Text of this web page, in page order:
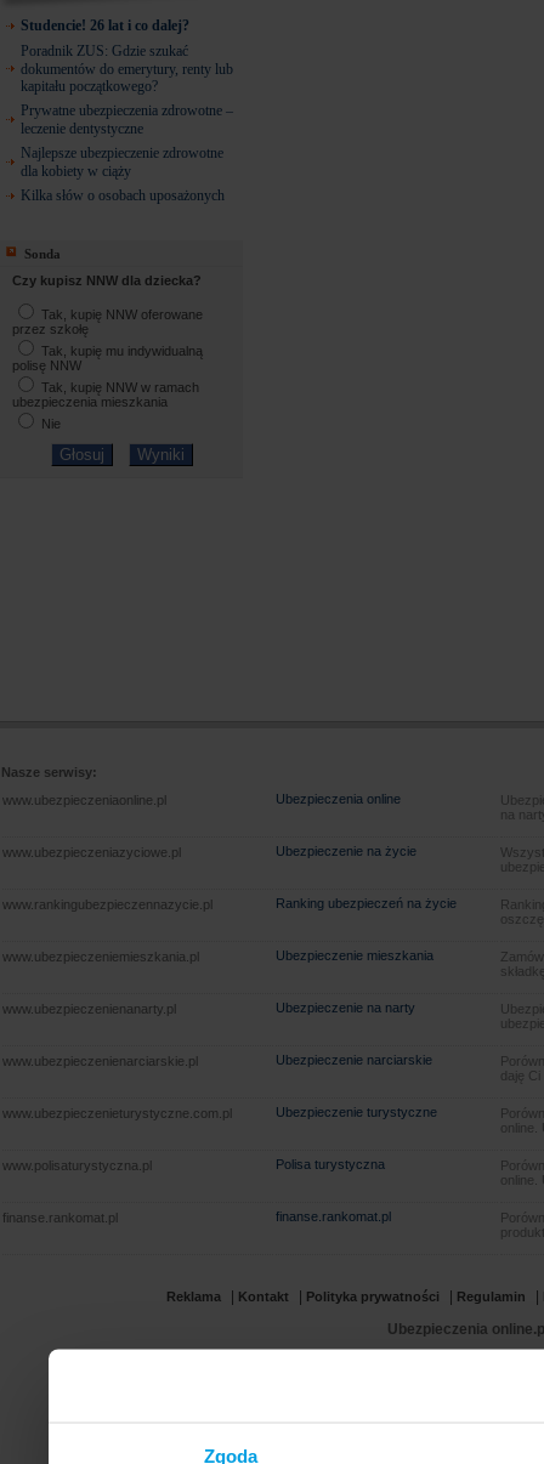
Zgoda
Studencie! 26 lat i co dalej?
Poradnik ZUS: Gdzie szukać
dokumentów do emerytury, renty lub
kapitału początkowego?
Prywatne ubezpieczenia zdrowotne –
leczenie dentystyczne
Najlepsze ubezpieczenie zdrowotne
dla kobiety w ciąży
Kilka słów o osobach uposażonych
Sonda
Czy kupisz NNW dla dziecka?
Tak, kupię NNW oferowane
przez szkołę
Tak, kupię mu indywidualną
polisę NNW
Tak, kupię NNW w ramach
ubezpieczenia mieszkania
Nie
Nasze serwisy:
www.ubezpieczeniaonline.pl
Ubezpieczenia online
na
www.ubezpieczeniazyciowe.pl Ubezpieczenie na życie
www.rankingubezpieczennazycie.pl Ranking ubezpieczeń na życie
www.ubezpieczeniemieszkania.pl Ubezpieczenie mieszkania
www.ubezpieczenienanarty.pl Ubezpieczenie na narty
www.ubezpieczenienarciarskie.pl Ubezpieczenie narciarskie
daję
www.ubezpieczenieturystyczne.com.pl Ubezpieczenie turystyczne
www.polisaturystyczna.pl Polisa turystyczna
finanse.rankomat.pl finanse.rankomat.pl
Reklama Kontakt Polityka prywatności Regulamin
Ubezpieczenia